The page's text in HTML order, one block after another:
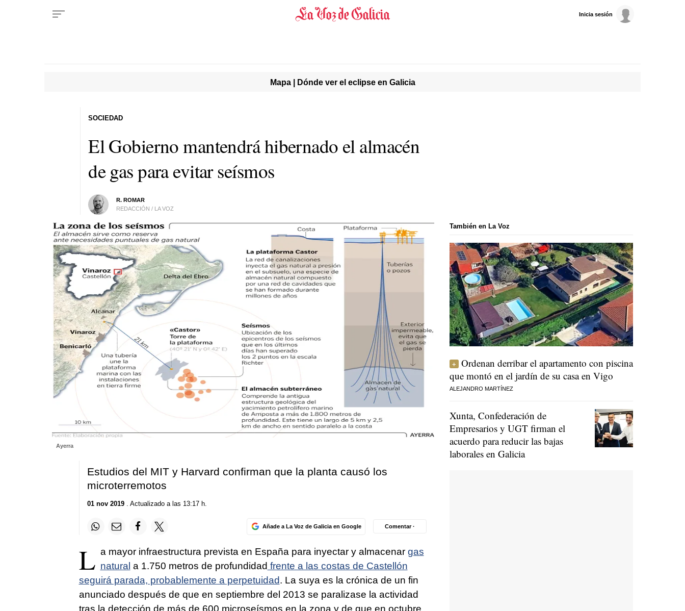
Inicia sesión
Mapa | Dónde ver el eclipse en Galicia
El Gobierno mantendrá hibernado el almacén
de gas para evitar seísmos
R. ROMAR
REDACCIÓN / LA VOZ
SOCIEDAD
Ayerra
Estudios del MIT y Harvard confirman que la planta causó los
microterremotos
01 nov 2019. Actualizado a las 13:17 h.
Añade a La Voz de Galicia en Google Comentar ·
L a mayor infraestructura prevista en España para inyectar y almacenar gas
natural a 1.750 metros de profundidad frente a las costas de Castellón
seguirá parada, probablemente a perpetuidad. La suya es la crónica de un fin
anunciado después de que en septiembre del 2013 se paralizase la actividad
También en La Voz
Ordenan derribar el apartamento con piscina
que montó en el jardín de su casa en Vigo
ALEJANDRO MARTÍNEZ
Xunta, Confederación de
Empresarios y UGT firman el
acuerdo para reducir las bajas
laborales en Galicia